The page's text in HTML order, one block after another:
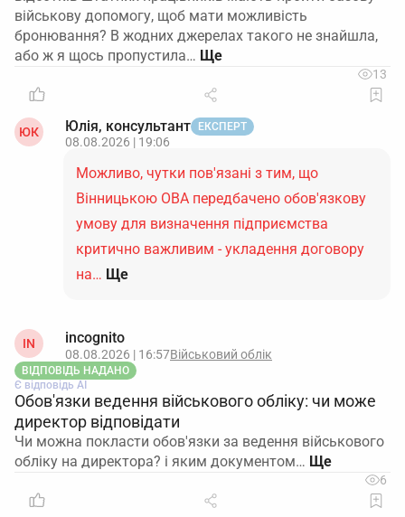
військову допомогу, щоб мати можливість
бронювання? В жодних джерелах такого не знайшла,
або ж я щось пропустила…
13
ЮК Юлія, консультант ЕКСПЕРТ
08.08.2026 | 19:06
Можливо, чутки пов'язані з тим, що
Вінницькою ОВА передбачено обов'язкову
умову для визначення підприємства
критично важливим - укладення договору
на… Ще
IN incognito
08.08.2026 | 16:57Військовий облік
ВІДПОВІДЬ НАДАНО
Є відповідь АІ
Обов'язки ведення військового обліку: чи може
директор відповідати
Чи можна покласти обов'язки за ведення військового
обліку на директора? і яким документом…
6